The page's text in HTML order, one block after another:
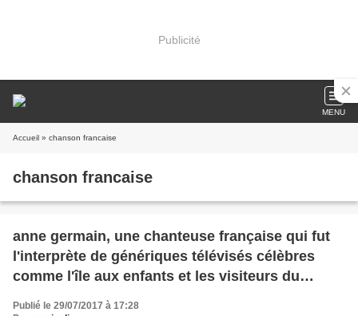
Publicité
MENU
Accueil » chanson francaise
chanson francaise
anne germain, une chanteuse française qui fut
l'interprète de génériques télévisés célèbres
comme l'île aux enfants et les visiteurs du
mercredi
Publié le 29/07/2017 à 17:28